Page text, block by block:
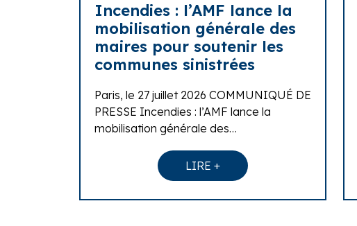
Incendies : l’AMF lance la
mobilisation générale des
maires pour soutenir les
communes sinistrées
Paris, le 27 juillet 2026 COMMUNIQUÉ DE
PRESSE Incendies : l’AMF lance la
mobilisation générale des…
LIRE +